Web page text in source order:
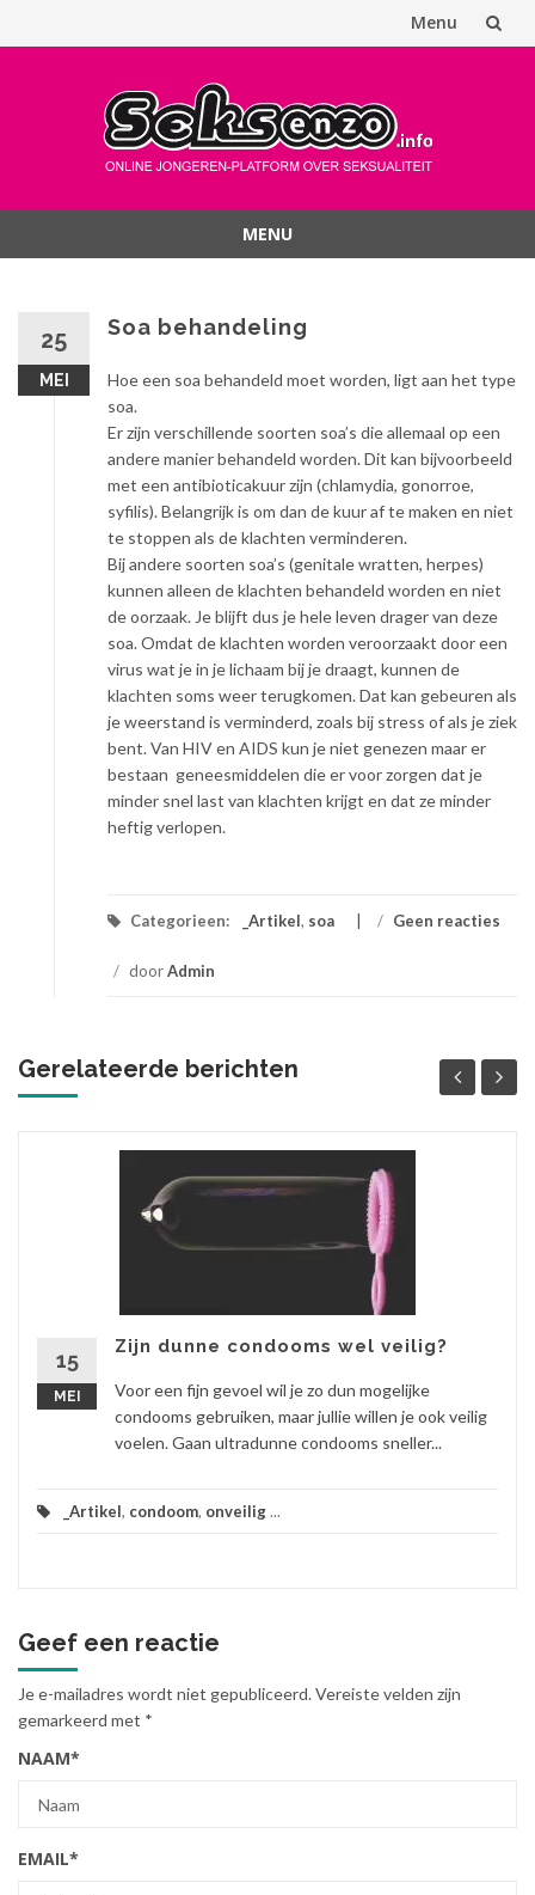
Menu
MENU
25
MEI
Soa behandeling
Hoe een soa behandeld moet worden, ligt aan het type
soa.
Er zijn verschillende soorten soa’s die allemaal op een
andere manier behandeld worden. Dit kan bijvoorbeeld
met een antibioticakuur zijn (chlamydia, gonorroe,
syfilis). Belangrijk is om dan de kuur af te maken en niet
te stoppen als de klachten verminderen.
Bij andere soorten soa’s (genitale wratten, herpes)
kunnen alleen de klachten behandeld worden en niet
de oorzaak. Je blijft dus je hele leven drager van deze
soa. Omdat de klachten worden veroorzaakt door een
virus wat je in je lichaam bij je draagt, kunnen de
klachten soms weer terugkomen. Dat kan gebeuren als
je weerstand is verminderd, zoals bij stress of als je ziek
bent. Van HIV en AIDS kun je niet genezen maar er
bestaan geneesmiddelen die er voor zorgen dat je
minder snel last van klachten krijgt en dat ze minder
heftig verlopen.
Categorieen: _Artikel, soa / Geen reacties
/ doorAdmin
Gerelateerde berichten
15
MEI
Zijn dunne condooms wel veilig?
Voor een fijn gevoel wil je zo dun mogelijke
condooms gebruiken, maar jullie willen je ook veilig
voelen. Gaan ultradunne condooms sneller...
_Artikel, condoom, onveilig...
Geef een reactie
Je e-mailadres wordt niet gepubliceerd.Vereiste velden zijn
gemarkeerd met *
NAAM*
EMAIL*